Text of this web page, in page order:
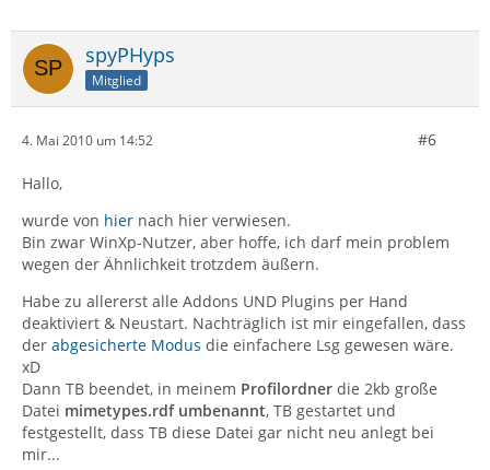
spyPHyps
Mitglied
4. Mai 2010 um 14:52 #6
Hallo,
wurde von hier nach hier verwiesen.
Bin zwar WinXp-Nutzer, aber hoffe, ich darf mein problem
wegen der Ähnlichkeit trotzdem äußern.
Habe zu allererst alle Addons UND Plugins per Hand
deaktiviert & Neustart. Nachträglich ist mir eingefallen, dass
der abgesicherte Modus die einfachere Lsg gewesen wäre.
xD
Dann TB beendet, in meinem Profilordner die 2kb große
Datei mimetypes.rdf umbenannt, TB gestartet und
festgestellt, dass TB diese Datei gar nicht neu anlegt bei
mir...